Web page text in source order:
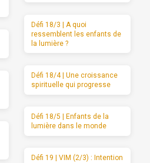
Défi 18/3 | A quoi
ressemblent les enfants de
la lumière ?
Défi 18/4 | Une croissance
spirituelle qui progresse
Défi 18/5 | Enfants de la
lumière dans le monde
Défi 19 | VIM (2/3) : Intention